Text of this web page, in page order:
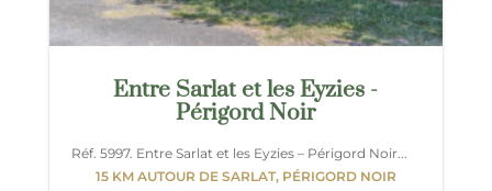
Entre Sarlat et les Eyzies -
Périgord Noir
Réf. 5997. Entre Sarlat et les Eyzies – Périgord Noir...
15 KM AUTOUR DE SARLAT, PÉRIGORD NOIR